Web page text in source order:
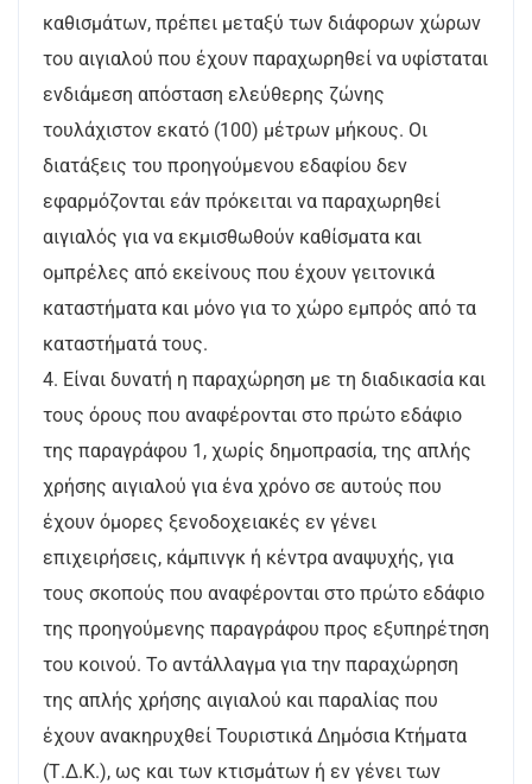
καθισμάτων, πρέπει μεταξύ των διάφορων χώρων
του αιγιαλού που έχουν παραχωρηθεί να υφίσταται
ενδιάμεση απόσταση ελεύθερης ζώνης
τουλάχιστον εκατό (100) μέτρων μήκους. Οι
διατάξεις του προηγούμενου εδαφίου δεν
εφαρμόζονται εάν πρόκειται να παραχωρηθεί
αιγιαλός για να εκμισθωθούν καθίσματα και
ομπρέλες από εκείνους που έχουν γειτονικά
καταστήματα και μόνο για το χώρο εμπρός από τα
καταστήματά τους.
4. Είναι δυνατή η παραχώρηση με τη διαδικασία και
τους όρους που αναφέρονται στο πρώτο εδάφιο
της παραγράφου 1, χωρίς δημοπρασία, της απλής
χρήσης αιγιαλού για ένα χρόνο σε αυτούς που
έχουν όμορες ξενοδοχειακές εν γένει
επιχειρήσεις, κάμπινγκ ή κέντρα αναψυχής, για
τους σκοπούς που αναφέρονται στο πρώτο εδάφιο
της προηγούμενης παραγράφου προς εξυπηρέτηση
του κοινού. Το αντάλλαγμα για την παραχώρηση
της απλής χρήσης αιγιαλού και παραλίας που
έχουν ανακηρυχθεί Τουριστικά Δημόσια Κτήματα
(Τ.Δ.Κ.), ως και των κτισμάτων ή εν γένει των